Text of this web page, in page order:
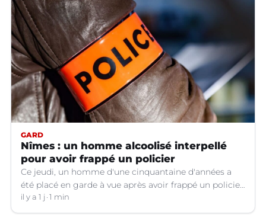
GARD
Nîmes : un homme alcoolisé interpellé
pour avoir frappé un policier
Ce jeudi, un homme d'une cinquantaine d'années a
été placé en garde à vue après avoir frappé un policier
hors service à Nîmes (Gard).
il y a 1 j 1 min